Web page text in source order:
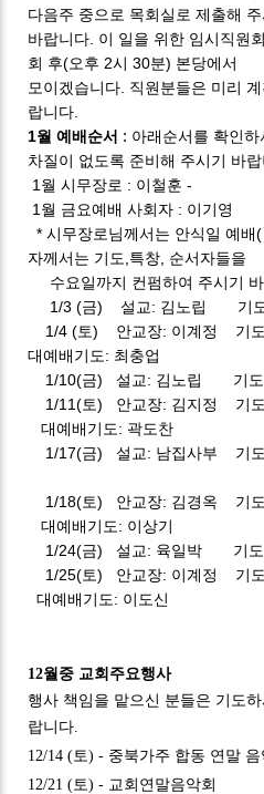
다음주 중으로 목회실로 제출해 주
바랍니다. 이 일을 위한 임시직원
회 후(오후 2시 30분) 본당에서
모이겠습니다. 직원분들은 미리
랍니다.
1월 예배순서 : 아래순서를 확인
차질이 없도록 준비해 주시기 바랍
1월 시무장로 : 이철훈 -
1월 금요예배 사회자 : 이기영
* 시무장로님께서는 안식일 예
자께서는 기도,특창, 순서자들을
수요일까지 컨펌하여 주시기 바
1/3 (금) 설교: 김노립 기
1/4 (토) 안교장: 이계정 기도
대예배기도: 최충업
1/10(금)설교: 김노립 기
1/11(토) 안교장: 김지정
대예배기도: 곽도찬
1/17(금)설교: 남집사부 기
1/18(토) 안교장: 김경옥
대예배기도: 이상기
1/24(금)설교: 육일박 기
1/25(토) 안교장: 이계정
대예배기도: 이도신
12월중 교회주요행사
행사 책임을 맡으신 분들은 기도
랍니다
1 2/14 (토) - 중북가주 합동 연말
1 2/21 (토) - 교회연 말음악회